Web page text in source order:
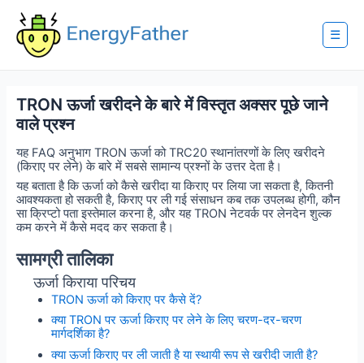
content
☰
TRON ऊर्जा खरीदने के बारे में विस्तृत अक्सर पूछे जाने
वाले प्रश्न
यह FAQ अनुभाग TRON ऊर्जा को TRC20 स्थानांतरणों के लिए खरीदने
(किराए पर लेने) के बारे में सबसे सामान्य प्रश्नों के उत्तर देता है।
यह बताता है कि ऊर्जा को कैसे खरीदा या किराए पर लिया जा सकता है, कितनी
आवश्यकता हो सकती है, किराए पर ली गई संसाधन कब तक उपलब्ध होगी, कौन
सा क्रिप्टो पता इस्तेमाल करना है, और यह TRON नेटवर्क पर लेनदेन शुल्क
कम करने में कैसे मदद कर सकता है।
सामग्री तालिका
ऊर्जा किराया परिचय
TRON ऊर्जा को किराए पर कैसे दें?
क्या TRON पर ऊर्जा किराए पर लेने के लिए चरण-दर-चरण
मार्गदर्शिका है?
क्या ऊर्जा किराए पर ली जाती है या स्थायी रूप से खरीदी जाती है?